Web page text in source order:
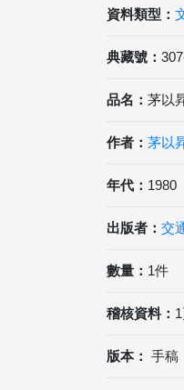
資料類型：
典藏號：
品名： 茅以
作者： 茅以
年代： 1980
出版者： 交
數量： 1件
稽核資料：
版本： 手稿